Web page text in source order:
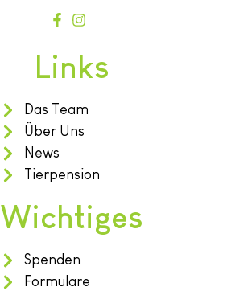
Links
Das Team
Über Uns
News
Tierpension
Wichtiges
Spenden
Formulare